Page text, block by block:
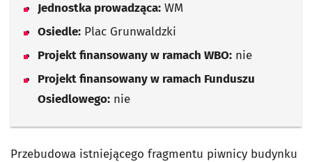
Jednostka prowadząca: WM
Osiedle: Plac Grunwaldzki
Projekt finansowany w ramach WBO: nie
Projekt finansowany w ramach Funduszu
Osiedlowego: nie
Przebudowa istniejącego fragmentu piwnicy budynku